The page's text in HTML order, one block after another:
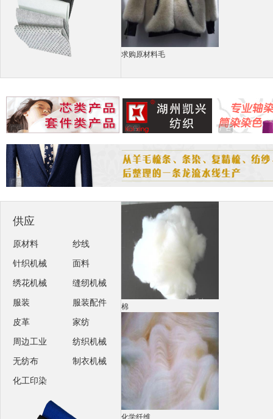
求购原材料毛
广告 广告 广告
广告
供应
原材料 纱线
针织机械 面料
绣花机械 缝纫机械
服装 服装配件
皮革 家纺
周边工业 纺织机械
无纺布 制衣机械
化工印染
棉
化学纤维